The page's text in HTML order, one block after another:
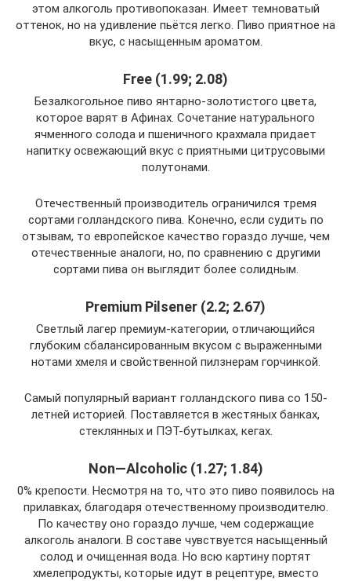
этом алкоголь противопоказан. Имеет темноватый
оттенок, но на удивление пьётся легко. Пиво приятное на
вкус, с насыщенным ароматом.
Free (1.99; 2.08)
Безалкогольное пиво янтарно-золотистого цвета,
которое варят в Афинах. Сочетание натурального
ячменного солода и пшеничного крахмала придает
напитку освежающий вкус с приятными цитрусовыми
полутонами.
Отечественный производитель ограничился тремя
сортами голландского пива. Конечно, если судить по
отзывам, то европейское качество гораздо лучше, чем
отечественные аналоги, но, по сравнению с другими
сортами пива он выглядит более солидным.
Premium Pilsener (2.2; 2.67)
Светлый лагер премиум-категории, отличающийся
глубоким сбалансированным вкусом с выраженными
нотами хмеля и свойственной пилзнерам горчинкой.
Самый популярный вариант голландского пива со 150-
летней историей. Поставляется в жестяных банках,
стеклянных и ПЭТ-бутылках, кегах.
Non—Alcoholic (1.27; 1.84)
0% крепости. Несмотря на то, что это пиво появилось на
прилавках, благодаря отечественному производителю.
По качеству оно гораздо лучше, чем содержащие
алкоголь аналоги. В составе чувствуется насыщенный
солод и очищенная вода. Но всю картину портят
хмелепродукты, которые идут в рецептуре, вместо